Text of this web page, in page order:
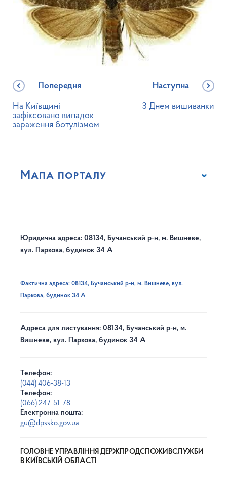
Попередня
На Київщині
зафіксовано випадок
зараження ботулізмом
Наступна
З Днем вишиванки
Мапа порталу
Юридична адреса: 08134, Бучанський р-н, м. Вишневе,
вул. Паркова, будинок 34 А
Фактична адреса: 08134, Бучанський р-н, м. Вишневе, вул.
Паркова, будинок 34 А
Адреса для листування: 08134, Бучанський р-н, м.
Вишневе, вул. Паркова, будинок 34 А
Телефон:
(044) 406-38-13
Телефон:
(066) 247-51-78
Електронна пошта:
gu@dpssko.gov.ua
ГОЛОВНЕ УПРАВЛІННЯ ДЕРЖПРОДСПОЖИВСЛУЖБИ
В КИЇВСЬКІЙ ОБЛАСТІ